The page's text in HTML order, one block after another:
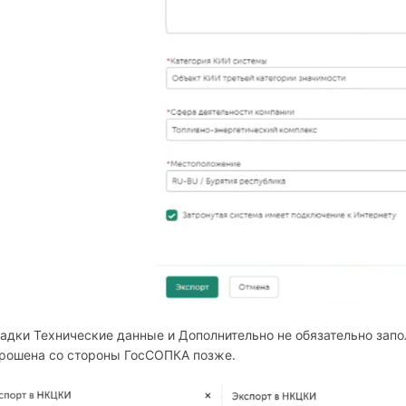
Технические данные и Дополнительно не обязательно
со стороны ГосСОПКА позже.